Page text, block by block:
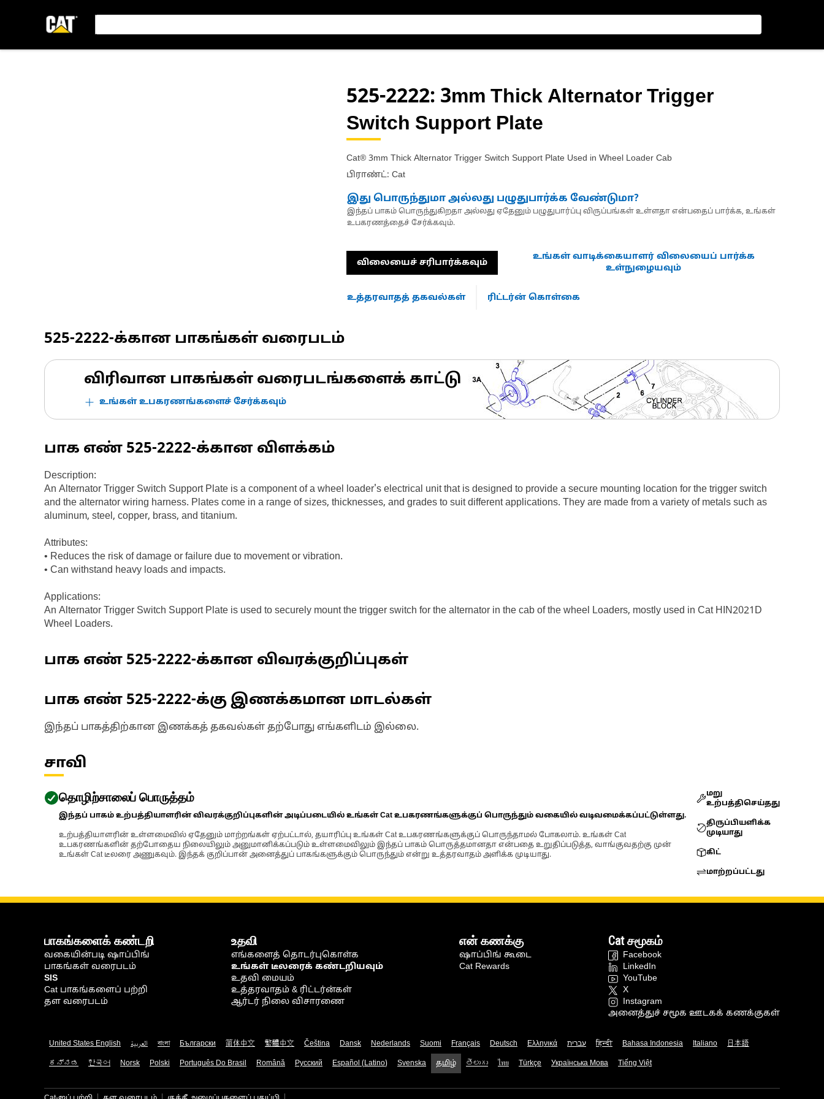
525-2222: 3mm Thick Alternator Trigger
Switch Support Plate
Cat® 3mm Thick Alternator Trigger Switch Support Plate Used in Wheel Loader Cab
பிராண்ட்: Cat
இது பொருந்துமா அல்லது பழுதுபார்க்க வேண்டுமா?
இந்தப் பாகம் பொருந்துகிறதா அல்லது ஏதேனும் பழுதுபார்ப்பு விருப்பங்கள் உள்ளதா என்பதைப் பார்க்க, உங்கள்
உபகரணத்தைச் சேர்க்கவும்.
விலையைச் சரிபார்க்கவும்
உங்கள் வாடிக்கையாளர் விலையைப் பார்க்க
உள்நுழையவும்
உத்தரவாதத் தகவல்கள் ரிட்டர்ன் கொள்கை
525-2222-க்கான பாகங்கள் வரைபடம்
விரிவான பாகங்கள் வரைபடங்களைக் காட்டு
உங்கள் உபகரணங்களைச் சேர்க்கவும்
பாக எண் 525-2222-க்கான விளக்கம்
Description:
An Alternator Trigger Switch Support Plate is a component of a wheel loader's electrical unit that is designed to provide a secure mounting location for the trigger switch
and the alternator wiring harness. Plates come in a range of sizes, thicknesses, and grades to suit different applications. They are made from a variety of metals such as
aluminum, steel, copper, brass, and titanium.
Attributes:
• Reduces the risk of damage or failure due to movement or vibration.
• Can withstand heavy loads and impacts.
Applications:
An Alternator Trigger Switch Support Plate is used to securely mount the trigger switch for the alternator in the cab of the wheel Loaders, mostly used in Cat HIN2021D
Wheel Loaders.
பாக எண் 525-2222-க்கான விவரக்குறிப்புகள்
பாக எண் 525-2222-க்கு இணக்கமான மாடல்கள்
இந்தப் பாகத்திற்கான இணக்கத் தகவல்கள் தற்போது எங்களிடம் இல்லை.
சாவி
தொழிற்சாலைப் பொருத்தம்
இந்தப் பாகம் உற்பத்தியாளரின் விவரக்குறிப்புகளின் அடிப்படையில் உங்கள் Cat உபகரணங்களுக்குப் பொருந்தும் வகையில் வடிவமைக்கப்பட்டுள்ளது.
உற்பத்தியாளரின் உள்ளமைவில் ஏதேனும் மாற்றங்கள் ஏற்பட்டால், தயாரிப்பு உங்கள் Cat உபகரணங்களுக்குப் பொருந்தாமல் போகலாம். உங்கள் Cat
உபகரணங்களின் தற்போதைய நிலையிலும் அனுமானிக்கப்படும் உள்ளமைவிலும் இந்தப் பாகம் பொருத்தமானதா என்பதை உறுதிப்படுத்த, வாங்குவதற்கு முன்
உங்கள் Cat டீலரை அணுகவும். இந்தக் குறிப்பான் அனைத்துப் பாகங்களுக்கும் பொருந்தும் என்று உத்தரவாதம் அளிக்க முடியாது.
மறு
உற்பத்திசெய்தது
திருப்பியளிக்க
முடியாது
கிட்
மாற்றப்பட்டது
பாகங்களைக் கண்டறி
வகையின்படி ஷாப்பிங்
பாகங்கள் வரைபடம்
SIS
Cat பாகங்களைப் பற்றி
தள வரைபடம்
உதவி
எங்களைத் தொடர்புகொள்க
உங்கள் டீலரைக் கண்டறியவும்
உதவி மையம்
உத்தரவாதம் & ரிட்டர்ன்கள்
ஆர்டர் நிலை விசாரணை
என் கணக்கு
ஷாப்பிங் கூடை
Cat Rewards
Cat சமூகம்
Facebook
LinkedIn
YouTube
X
Instagram
அனைத்துச் சமூக ஊடகக் கணக்குகள்
United States English العربية বাংলা Български 简体中文 繁體中文 Čeština Dansk Nederlands Suomi Français Deutsch Ελληνικά עברית हिन्दी Bahasa Indonesia Italiano 日本語
ಕನ್ನಡ 한국어 Norsk Polski Português Do Brasil Română Русский Español (Latino) Svenska தமிழ் తెలుగు ไทย Türkçe Українська Мова Tiếng Việt